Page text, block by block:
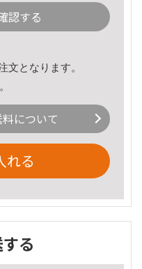
認する
文となります。
について
れる
る